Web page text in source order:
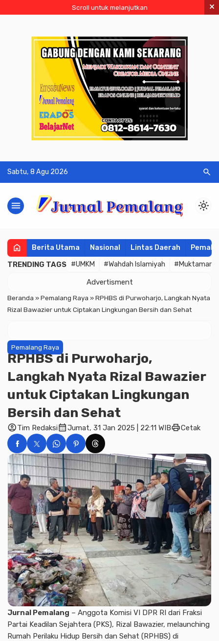
Scroll untuk melanjutkan ×
Sabtu, 8 Agu 2026 search
menu light_mode
home Berita Utama Nasional Lintas Daerah
TRENDING TAGS #UMKM #Wahdah Islamiyah #Muktamar
Advertisment
Beranda »Pemalang Raya »RPHBS di Purwoharjo, Langkah Nyata
Rizal Bawazier untuk Ciptakan Lingkungan Bersih dan Sehat
Pemalang Raya
RPHBS di Purwoharjo,
Langkah Nyata Rizal Bawazier
untuk Ciptakan Lingkungan
Bersih dan Sehat
account_circleTim Redaksicalendar_monthJumat, 31 Jan 2025 | 22:11 WIBprintCetak
Jurnal Pemalang – Anggota Komisi VI DPR RI dari Fraksi
Partai Keadilan Sejahtera (PKS), Rizal Bawazier, melaunching
Rumah Perilaku Hidup Bersih dan Sehat (RPHBS) di